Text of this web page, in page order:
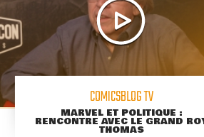
COMICSBLOG TV
MARVEL ET POLITIQUE :
RENCONTRE AVEC LE GRAND
THOMAS